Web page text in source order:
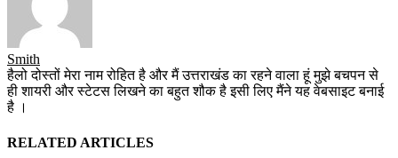
Smith
हैलो दोस्तों मेरा नाम रोहित है और मैं उत्तराखंड का रहने वाला हूं मुझे बचपन से
ही शायरी और स्टेटस लिखने का बहुत शौक है इसी लिए मैंने यह वेबसाइट बनाई
है ।
RELATED ARTICLES